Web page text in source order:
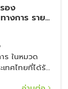
อง
างการ ราย
หล็กกล้า
ร ในหมวด
ทศไทยที่ได้รับ